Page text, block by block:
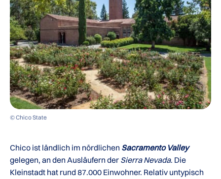
© Chico State
Chico ist ländlich im nördlichen Sacramento Valley
gelegen, an den Ausläufern der Sierra Nevada. Die
Kleinstadt hat rund 87.000 Einwohner. Relativ untypisch